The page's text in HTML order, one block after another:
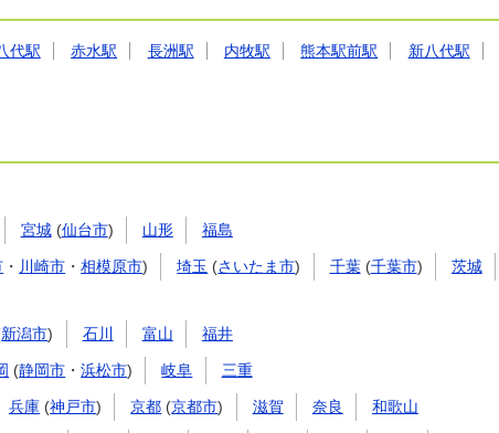
代駅 赤水駅 長洲駅 内牧駅 熊本駅前駅
新八代駅
宮城(仙台市) 山形 福島
・ 川崎市 ・相模原市) 埼玉 (さいたま市) 千葉(千葉市) 茨城
新潟市) 石川 富山 福井
(静岡市 ・浜松市) 岐阜 三重
兵庫 (神戸市) 京都 (京都市) 滋賀 奈良 和歌山